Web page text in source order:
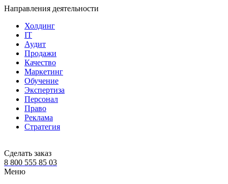
Направления деятельности
Холдинг
IT
Аудит
Продажи
Качество
Маркетинг
Обучение
Экспертиза
Персонал
Право
Реклама
Стратегия
Сделать заказ
8 800 555 85 03
Меню